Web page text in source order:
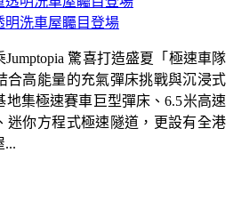
明洗車屋矚目登場
驚喜打造盛夏「極速車隊
合高能量的充氣彈床挑戰與沉浸式
地集極速賽車巨型彈床、6.5米高速
迷你方程式極速隧道，更設有全港
...